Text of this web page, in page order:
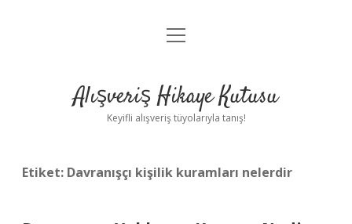
Anasayfa
Yasal Uyarı
menüyü
Alışveriş Hikaye Kutusu
Keyifli alışveriş tüyolarıyla tanış!
Etiket: Davranışçı kişilik kuramları nelerdir